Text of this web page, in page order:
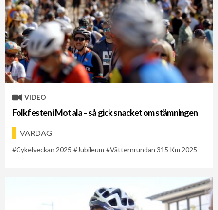
VIDEO
Folkfesten i Motala – så gick snacket om stämningen
VARDAG
Cykelveckan 2025 Jubileum Vätternrundan 315 Km 2025